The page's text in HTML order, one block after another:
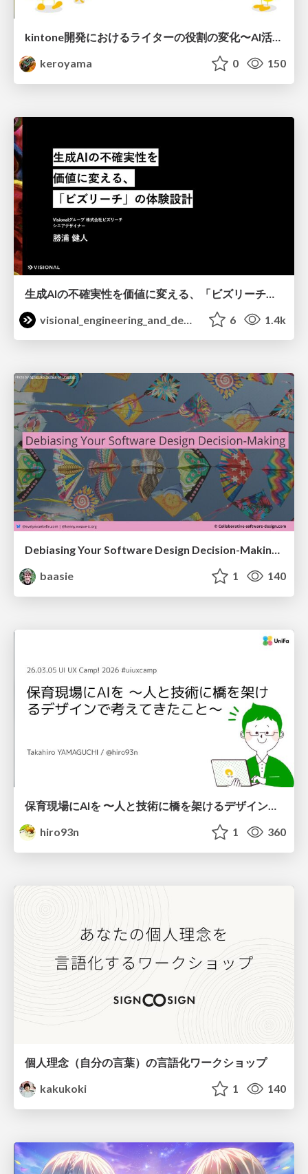
kintone開発における​ライターの役割の変化​〜AI活用を添えて〜 / Changes in the Role of Writers in Kintone Development
keroyama
0 150
visional_engineering_and_design
6 1.4k
Debiasing Your Software Design Decision-Making @ Flowcon '26
baasie
1 140
保育現場にAIを 〜人と技術に橋を架けるデザインで考えてきたこと〜 uiuxcamp2026-hoiku-ai-design
hiro93n
1 360
個人理念（自分の言葉）の言語化ワークショップ
kakukoki
1 140